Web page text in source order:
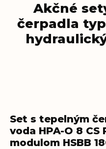
Akčné
čerpadla
Set s tepelným
voda HPA-O 8
modulom HSBB